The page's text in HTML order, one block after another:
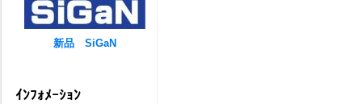
新品 SiGaN
ｲﾝﾌｫﾒｰｼｮﾝ